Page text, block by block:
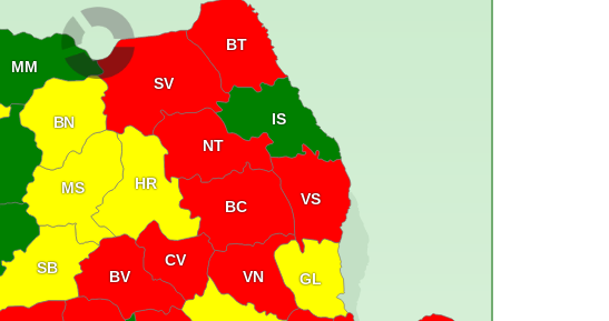
BT
GL
IS
NT
SB
BV
CV
HR
MM
MS
BN
VN
VS
BC
SV